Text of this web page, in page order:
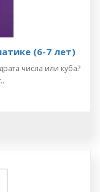
(6-7 лет)
числа или куба?